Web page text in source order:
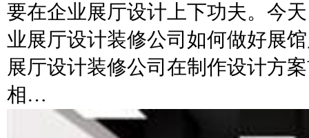
要在企业展厅设计上下功夫。今
业展厅设计装修公司如何做好展
展厅设计装修公司在制作设计方
相…